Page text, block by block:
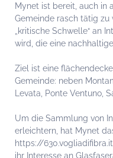
Mynet ist bereit, auch in
Gemeinde rasch tätig
„kritische Schwelle“ an
wird, die eine
Ziel ist eine
Gemeinde: neben
Levata, Ponte Ventuno,
Um die Sammlung von
erleichtern, hat Mynet
https://
ihr Interesse an